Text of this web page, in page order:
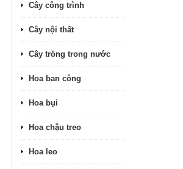
Cây công trình
Cây nội thất
Cây trồng trong nước
Hoa ban công
Hoa bụi
Hoa chậu treo
Hoa leo